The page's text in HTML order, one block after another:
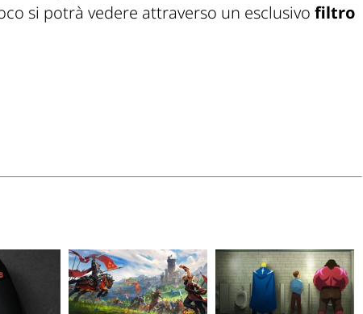
si potrà vedere attraverso un esclusivo filtro